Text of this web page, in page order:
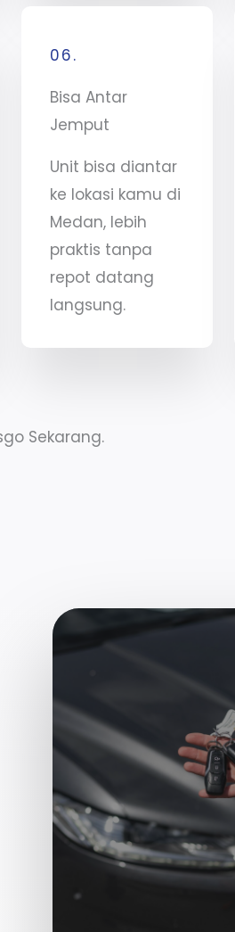
06.
Bisa Antar
Jemput
Unit bisa diantar
ke lokasi kamu di
Medan, lebih
praktis tanpa
repot datang
langsung.
Sekarang.